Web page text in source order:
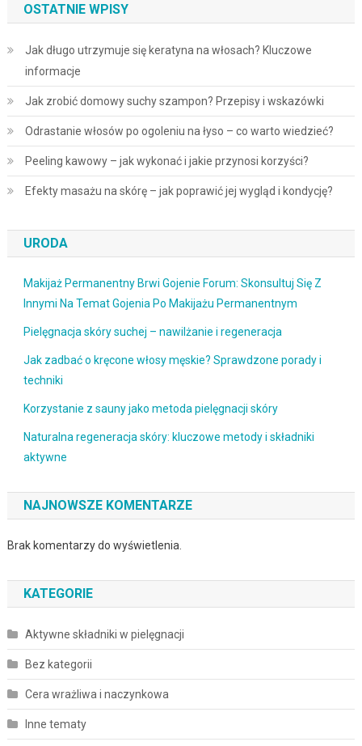
OSTATNIE WPISY
Jak długo utrzymuje się keratyna na włosach? Kluczowe
informacje
Jak zrobić domowy suchy szampon? Przepisy i wskazówki
Odrastanie włosów po ogoleniu na łyso – co warto wiedzieć?
Peeling kawowy – jak wykonać i jakie przynosi korzyści?
Efekty masażu na skórę – jak poprawić jej wygląd i kondycję?
URODA
Makijaż Permanentny Brwi Gojenie Forum: Skonsultuj Się Z
Innymi Na Temat Gojenia Po Makijażu Permanentnym
Pielęgnacja skóry suchej – nawilżanie i regeneracja
Jak zadbać o kręcone włosy męskie? Sprawdzone porady i
techniki
Korzystanie z sauny jako metoda pielęgnacji skóry
Naturalna regeneracja skóry: kluczowe metody i składniki
aktywne
NAJNOWSZE KOMENTARZE
Brak komentarzy do wyświetlenia.
KATEGORIE
Aktywne składniki w pielęgnacji
Bez kategorii
Cera wrażliwa i naczynkowa
Inne tematy